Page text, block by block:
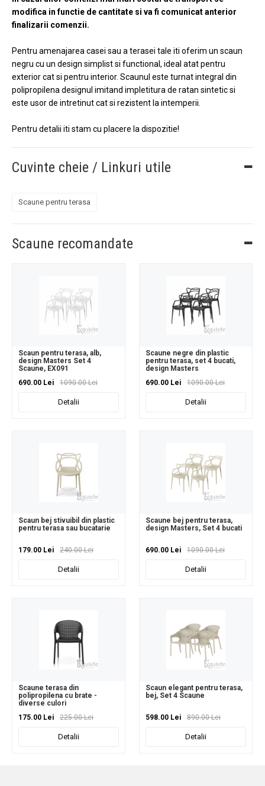
modifica in functie de cantitate si va fi comunicat anterior
finalizarii comenzii.
Pentru amenajarea casei sau a terasei tale iti oferim un scaun
negru cu un design simplist si functional, ideal atat pentru
exterior cat si pentru interior. Scaunul este turnat integral din
polipropilena designul imitand impletitura de ratan sintetic si
este usor de intretinut cat si rezistent la intemperii.
Pentru detalii iti stam cu placere la dispozitie!
Cuvinte cheie / Linkuri utile
Scaune pentru terasa
Scaune recomandate
Scaun pentru terasa, alb,
design Masters Set 4
Scaune, EX091
690.00 Lei
1090.00 Lei
Detalii
Scaune negre din plastic
pentru terasa, set 4 bucati,
design Masters
690.00 Lei
1090.00 Lei
Detalii
Scaun bej stivuibil din plastic
pentru terasa sau bucatarie
179.00 Lei 240.00 Lei
Detalii
Scaune bej pentru terasa,
design Masters, Set 4 bucati
690.00 Lei 1090.00 Lei
Detalii
Scaune terasa din
polipropilena cu brate -
diverse culori
175.00 Lei
225.00 Lei
Detalii
Scaun elegant pentru terasa,
bej, Set 4 Scaune
598.00 Lei 890.00 Lei
Detalii